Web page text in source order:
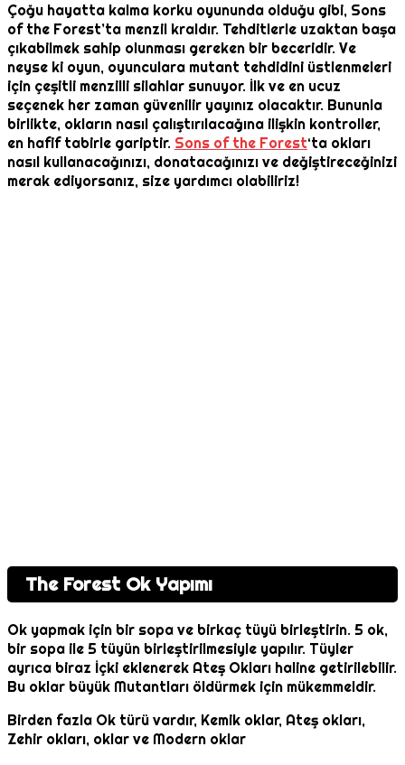
Çoğu hayatta kalma korku oyununda olduğu gibi, Sons
of the Forest’ta menzil kraldır. Tehditlerle uzaktan başa
çıkabilmek sahip olunması gereken bir beceridir. Ve
neyse ki oyun, oyunculara mutant tehdidini üstlenmeleri
için çeşitli menzilli silahlar sunuyor. İlk ve en ucuz
seçenek her zaman güvenilir yayınız olacaktır. Bununla
birlikte, okların nasıl çalıştırılacağına ilişkin kontroller,
en hafif tabirle gariptir. Sons of the Forest‘ta okları
nasıl kullanacağınızı, donatacağınızı ve değiştireceğinizi
merak ediyorsanız, size yardımcı olabiliriz!
The Forest Ok Yapımı
Ok yapmak için bir sopa ve birkaç tüyü birleştirin. 5 ok,
bir sopa ile 5 tüyün birleştirilmesiyle yapılır. Tüyler
ayrıca biraz İçki eklenerek Ateş Okları haline getirilebilir.
Bu oklar büyük Mutantları öldürmek için mükemmeldir.
Birden fazla Ok türü vardır, Kemik oklar, Ateş okları,
Zehir okları, oklar ve Modern oklar